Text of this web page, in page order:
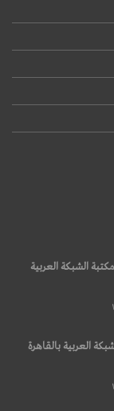
الشبكة العربية
العربية بالقاهرة